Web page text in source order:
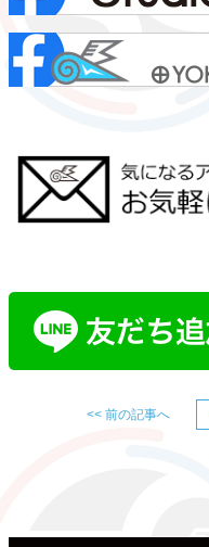
<< 前の記事へ